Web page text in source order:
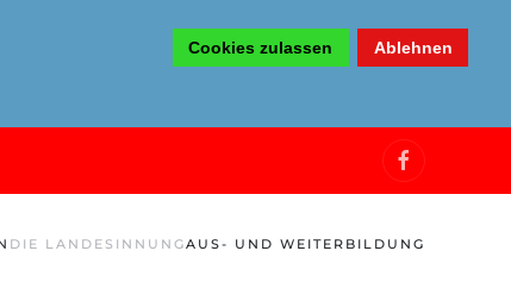
Cookies zulassen Ablehnen
DIE LANDESINNUNGAUS- UND WEITERBILDUNG